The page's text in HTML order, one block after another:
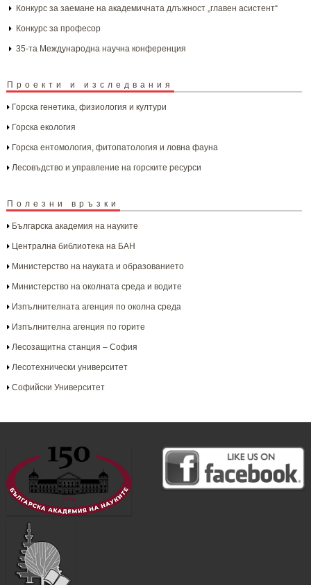
Конкурс за заемане на академичната длъжност „главен асистент“
Конкурс за професор
35-та Международна научна конференция
Проекти и изследвания
Горска генетика, физиология и култури
Горска екология
Горска ентомология, фитопатология и ловна фауна
Лесовъдство и управление на горските ресурси
Полезни връзки
Българска aкадемия на науките
Централна библиотека на БАН
Министерство на науката и образованието
Министерство на околната среда и водите
Изпълнителната агенция по околна среда
Изпълнителна агенция по горите
Лесозащитна станция – София
Лесотехнически университет
Софийски Университет